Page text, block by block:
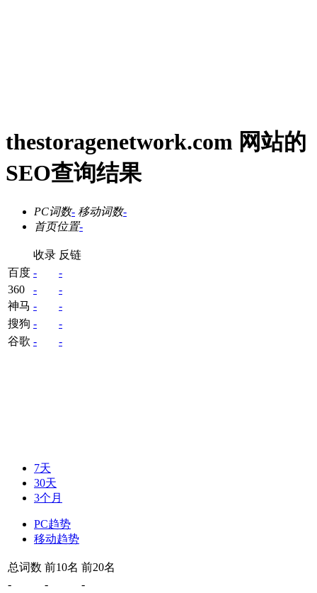
thestoragenetwork.com 网站的
SEO查询结果
PC词数- 移动词数-
首页位置-
收录 反链
百度 -
-
360
-
-
神马 -
-
搜狗 -
-
谷歌 - -
7天
30天
3个月
PC趋势
移动趋势
总词数 前10名 前20名
-
- -